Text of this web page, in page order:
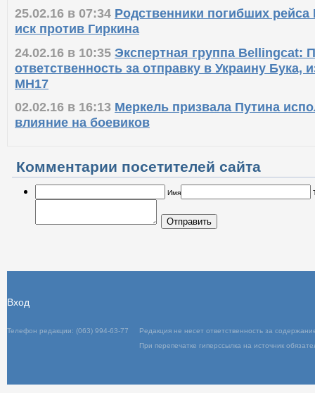
25.02.16 в 07:34 Родственники погибших
иск против Гиркина
24.02.16 в 10:35 Экспертная группа Bellingcat:
ответственность за отправку в Украину Бука,
MH17
02.02.16 в 16:13 Меркель призвала Путина
влияние на боевиков
Комментарии посетителей сайта
Имя
Отправить
Телефон редакции: (063) 994-63-77
При